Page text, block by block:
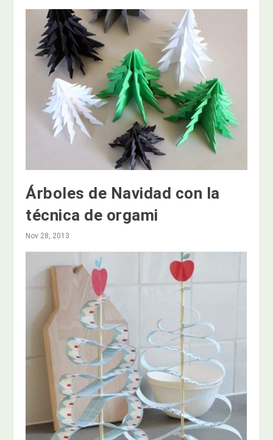
Árboles de Navidad con la
técnica de orgami
Nov 28, 2013